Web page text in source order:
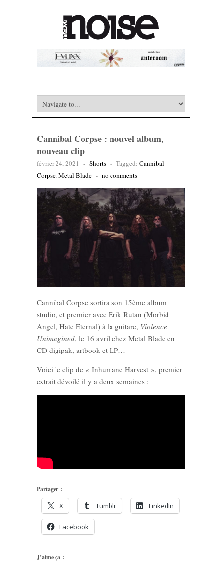
Cannibal Corpse : nouvel album,
nouveau clip
février 24, 2021 - Shorts - Tagged: Cannibal
Corpse,Metal Blade - no comments
Cannibal Corpse sortira son 15ème album
studio, et premier avec Erik Rutan (Morbid
Angel, Hate Eternal) à la guitare, Violence
Unimagined, le 16 avril chez Metal Blade en
CD digipak, artbook et LP…
Voici le clip de « Inhumane Harvest », premier
extrait dévoilé il y a deux semaines :
Partager :
X Tumblr LinkedIn
Facebook
J’aime ça :